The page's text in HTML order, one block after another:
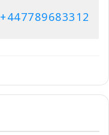
+447789683312